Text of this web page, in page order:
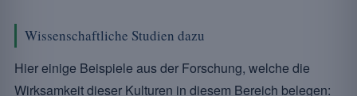
Wissenschaftliche Studien dazu
Hier einige Beispiele aus der Forschung, welche die
Wirksamkeit dieser Kulturen in diesem Bereich belegen: